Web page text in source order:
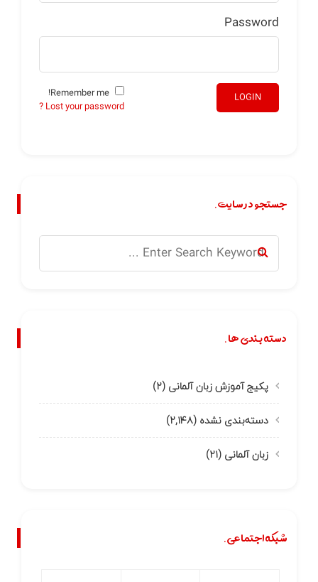
Password
LOGIN
Lost your password ?
جستجو در سایت.
دسته بندی ها.
پکیج آموزش زبان آلمانی (۲)
دسته‌بندی نشده (۲,۱۴۸)
زبان آلمانی (۲۱)
شبکه اجتماعی.